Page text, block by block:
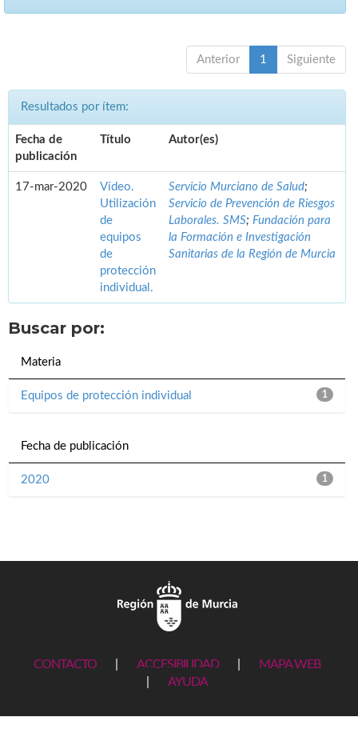
Anterior 1 Siguiente
Resultados por ítem:
Fecha de
publicación
Título Autor(es)
17-mar-2020
Vídeo.
Utilización
de
equipos
de
protección
individual.
Servicio Murciano de Salud;
Servicio de Prevención de Riesgos
Laborales. SMS; Fundación para
la Formación e Investigación
Sanitarias de la Región de Murcia
Buscar por:
Materia
1
Equipos de protección individual
Fecha de publicación
1
2020
CONTACTO ACCESIBILIDAD
MAPA WEB
AYUDA